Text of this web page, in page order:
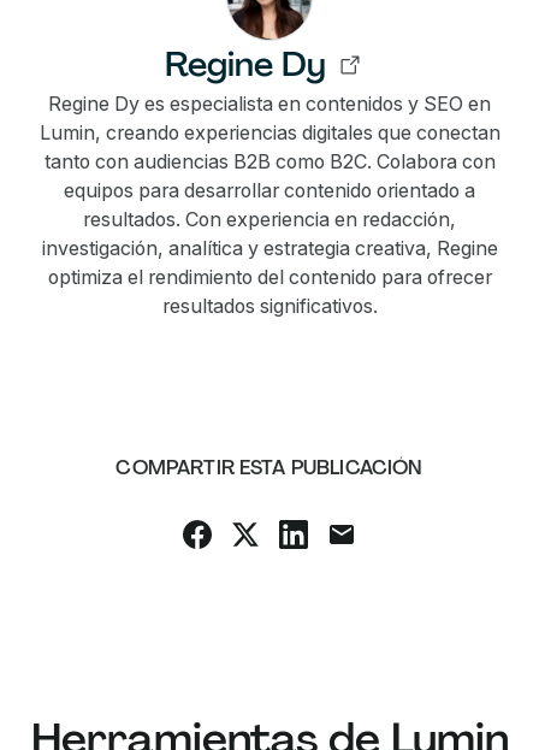
Regine Dy
Regine Dy es especialista en contenidos y SEO en
Lumin, creando experiencias digitales que conectan
tanto con audiencias B2B como B2C. Colabora con
equipos para desarrollar contenido orientado a
resultados. Con experiencia en redacción,
investigación, analítica y estrategia creativa, Regine
optimiza el rendimiento del contenido para ofrecer
resultados significativos.
COMPARTIR ESTA PUBLICACIÓN
Herramientas de Lumin